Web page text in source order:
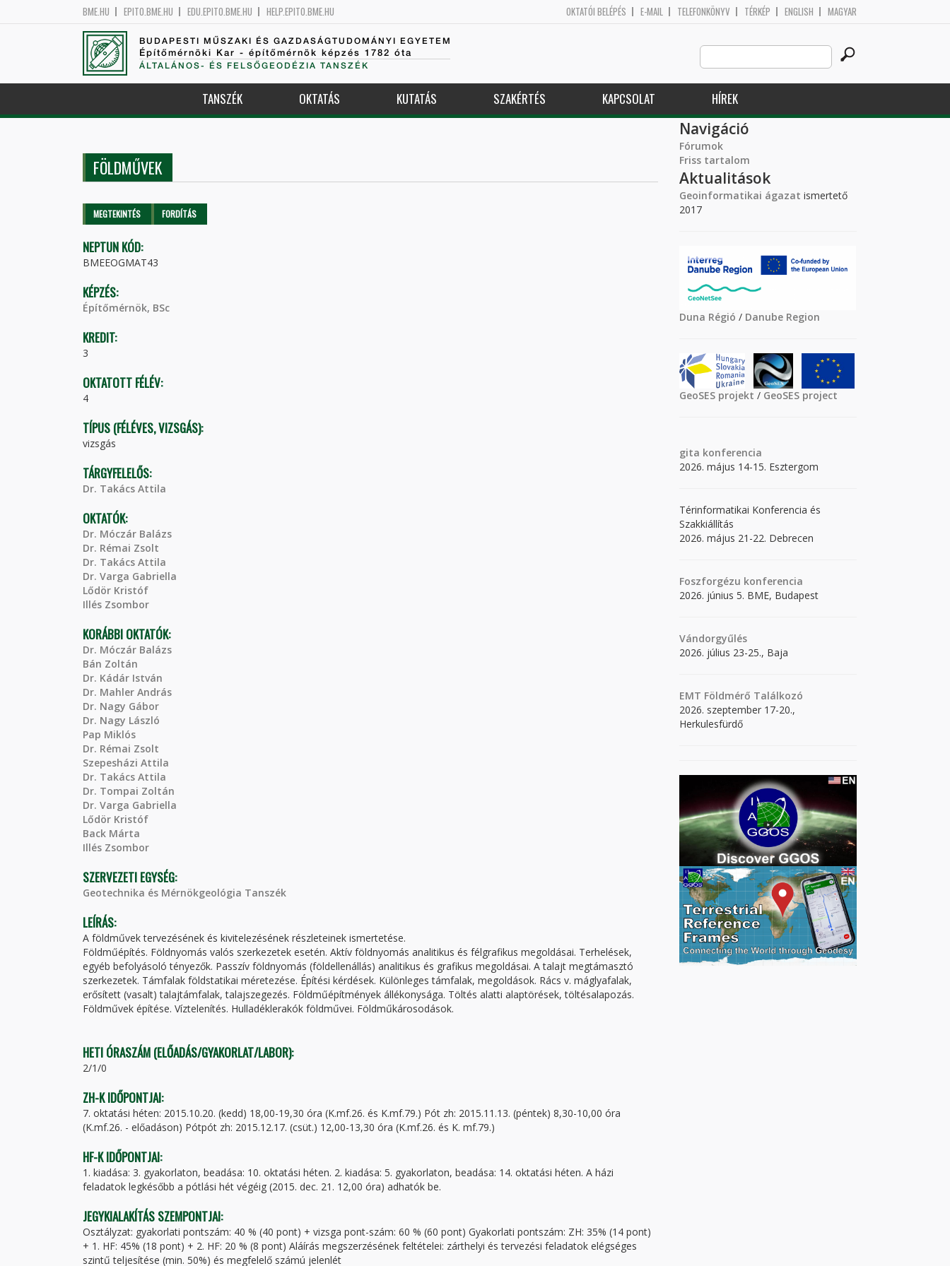
BME.HU EPITO.BME.HU EDU.EPITO.BME.HU HELP.EPITO.BME.HU OKTATÓI BELÉPÉS E-MAIL TELEFONKÖNYV TÉRKÉP ENGLISH MAGYAR
BUDAPESTI MŰSZAKI ÉS GAZDASÁGTUDOMÁNYI EGYETEM
Építőmérnöki Kar - építőmérnök képzés 1782 óta
ÁLTALÁNOS- ÉS FELSŐGEODÉZIA TANSZÉK
Search
this
site
TANSZÉK OKTATÁS KUTATÁS SZAKÉRTÉS KAPCSOLAT HÍREK
FÖLDMŰVEK
Elsődleges fülek
MEGTEKINTÉS (AKTÍVFORDÍTÁS
NEPTUN KÓD:
BMEEOGMAT43
KÉPZÉS:
Építőmérnök, BSc
KREDIT:
3
OKTATOTT FÉLÉV:
4
TÍPUS (FÉLÉVES, VIZSGÁS):
vizsgás
TÁRGYFELELŐS:
Dr. Takács Attila
OKTATÓK:
Dr. Móczár Balázs
Dr. Rémai Zsolt
Dr. Takács Attila
Dr. Varga Gabriella
Lődör Kristóf
Illés Zsombor
KORÁBBI OKTATÓK:
Dr. Móczár Balázs
Bán Zoltán
Dr. Kádár István
Dr. Mahler András
Dr. Nagy Gábor
Dr. Nagy László
Pap Miklós
Dr. Rémai Zsolt
Szepesházi Attila
Dr. Takács Attila
Dr. Tompai Zoltán
Dr. Varga Gabriella
Lődör Kristóf
Back Márta
Illés Zsombor
SZERVEZETI EGYSÉG:
Geotechnika és Mérnökgeológia Tanszék
LEÍRÁS:
A földművek tervezésének és kivitelezésének részleteinek ismertetése.
Földműépítés. Földnyomás valós szerkezetek esetén. Aktív földnyomás analitikus és félgrafikus megoldásai. Terhelések,
egyéb befolyásoló tényezők. Passzív földnyomás (földellenállás) analitikus és grafikus megoldásai. A talajt megtámasztó
szerkezetek. Támfalak földstatikai méretezése. Építési kérdések. Különleges támfalak, megoldások. Rács v. máglyafalak,
erősített (vasalt) talajtámfalak, talajszegezés. Földműépítmények állékonysága. Töltés alatti alaptörések, töltésalapozás.
Földművek építése. Víztelenítés. Hulladéklerakók földművei. Földműkárosodások.
HETI ÓRASZÁM (ELŐADÁS/GYAKORLAT/LABOR):
2/1/0
ZH-K IDŐPONTJAI:
7. oktatási héten: 2015.10.20. (kedd) 18,00-19,30 óra (K.mf.26. és K.mf.79.) Pót zh: 2015.11.13. (péntek) 8,30-10,00 óra
(K.mf.26. - előadáson) Pótpót zh: 2015.12.17. (csüt.) 12,00-13,30 óra (K.mf.26. és K. mf.79.)
HF-K IDŐPONTJAI:
1. kiadása: 3. gyakorlaton, beadása: 10. oktatási héten. 2. kiadása: 5. gyakorlaton, beadása: 14. oktatási héten. A házi
feladatok legkésőbb a pótlási hét végéig (2015. dec. 21. 12,00 óra) adhatók be.
JEGYKIALAKÍTÁS SZEMPONTJAI:
Osztályzat: gyakorlati pontszám: 40 % (40 pont) + vizsga pont-szám: 60 % (60 pont) Gyakorlati pontszám: ZH: 35% (14 pont)
+ 1. HF: 45% (18 pont) + 2. HF: 20 % (8 pont) Aláírás megszerzésének feltételei: zárthelyi és tervezési feladatok elégséges
szintű teljesítése (min. 50%) és megfelelő számú jelenlét
Navigáció
Fórumok
Friss tartalom
Aktualitások
Geoinformatikai ágazat ismertető
2017
Duna Régió / Danube Region
GeoSES projekt / GeoSES project
gita konferencia
2026. május 14-15. Esztergom
Térinformatikai Konferencia és
Szakkiállítás
2026. május 21-22. Debrecen
Foszforgézu konferencia
2026. június 5. BME, Budapest
Vándorgyűlés
2026. július 23-25., Baja
EMT Földmérő Találkozó
2026. szeptember 17-20.,
Herkulesfürdő